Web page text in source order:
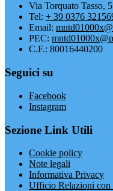
Via Torquato Tasso,
Tel: + 39 0376
Email:
PEC:
C.F.: 80016440200
Seguici su
Facebook
Instagram
Sezione Link Utili
Cookie policy
Note legali
Informativa Privacy
Ufficio Relazioni con